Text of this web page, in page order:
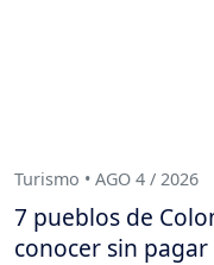
Turismo • AGO 4 / 2026
7 pueblos de
conocer sin pagar